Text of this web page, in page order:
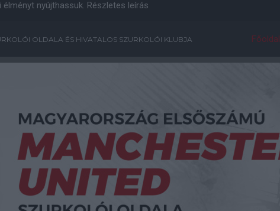
nyújthassuk. Részletes leírás
OLDALA ÉS HIVATALOS SZURKOLÓI KLUBJA Főoldal